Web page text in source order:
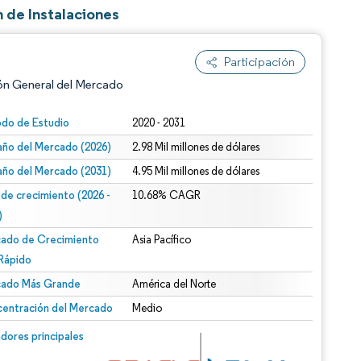
de Instalaciones
Participación
General del Mercado
de Estudio 2020 - 2031
del Mercado (2026) 2.98 Mil millones de dólares
del Mercado (2031) 4.95 Mil millones de dólares
de crecimiento (2026 -
10.68% CAGR
de Crecimiento
Asia Pacífico
Más Grande América del Norte
del Mercado Medio
principales
© Mordor Intelligence. El uso requiere atribución según CC BY 4.0.
CC BY 4.0.